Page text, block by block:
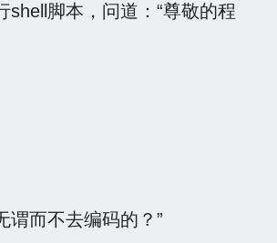
脚本，问道：“尊敬的程
谓而不去编码的？”